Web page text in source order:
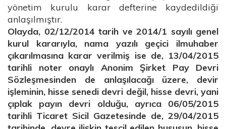
yönetim kurulu karar defterine kaydedildiği
anlaşılmıştır.
Olayda, 02/12/2014 tarih ve 2014/1 sayılı genel
kurul kararıyla, nama yazılı geçici ilmuhaber
çıkarılmasına karar verilmiş ise de, 13/04/2015
tarihli noter onaylı Anonim Şirket Pay Devri
Sözleşmesinden de anlaşılacağı üzere, devir
işleminin, hisse senedi devri değil, hisse devri, yani
çıplak payın devri olduğu, ayrıca 06/05/2015
tarihli Ticaret Sicil Gazetesinde de, 29/04/2015